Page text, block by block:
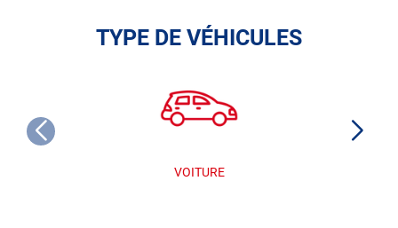
TYPE DE VÉHICULES
VOITURE